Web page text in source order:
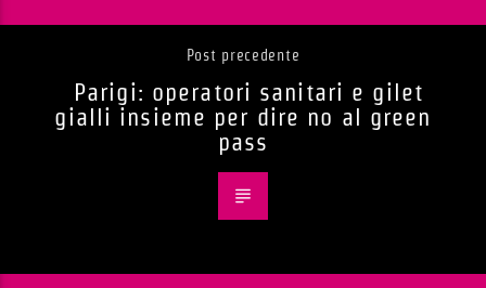
Post precedente
Parigi: operatori sanitari e gilet
gialli insieme per dire no al green
pass